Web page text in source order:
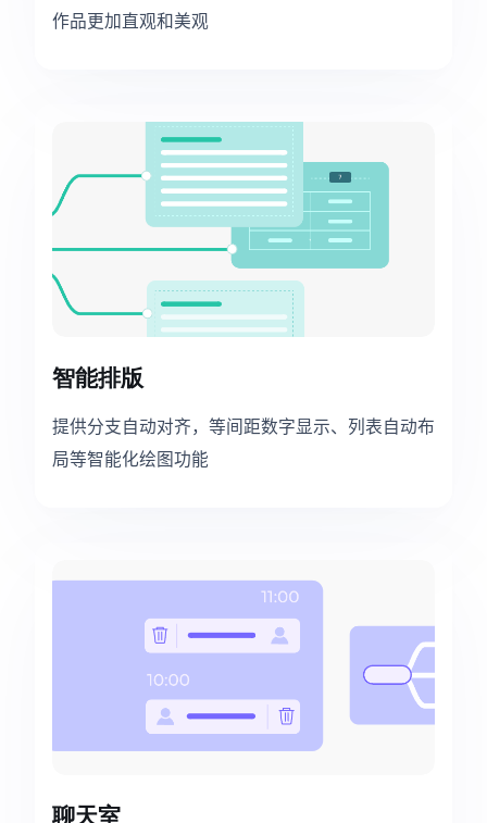
作品更加直观和美观
智能排版
提供分支自动对齐，等间距数字显示、列表自动布
局等智能化绘图功能
聊天室